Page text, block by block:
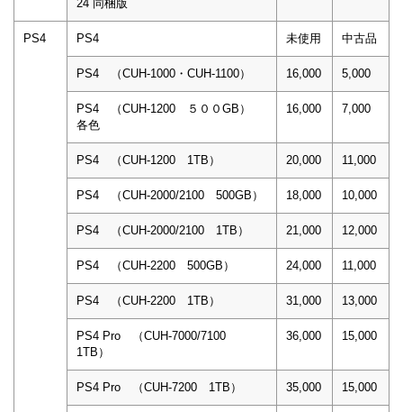
24 同梱版
PS4 PS4 未使用 中古品
PS4 （CUH-1000・CUH-1100） 16,000 5,000
PS4 （CUH-1200 ５００GB）
各色
16,000 7,000
PS4 （CUH-1200 1TB） 20,000 11,000
PS4 （CUH-2000/2100 500GB） 18,000 10,000
PS4 （CUH-2000/2100 1TB） 21,000 12,000
PS4 （CUH-2200 500GB） 24,000 11,000
PS4 （CUH-2200 1TB） 31,000 13,000
PS4 Pro （CUH-7000/7100
1TB）
36,000 15,000
PS4 Pro （CUH-7200 1TB） 35,000 15,000